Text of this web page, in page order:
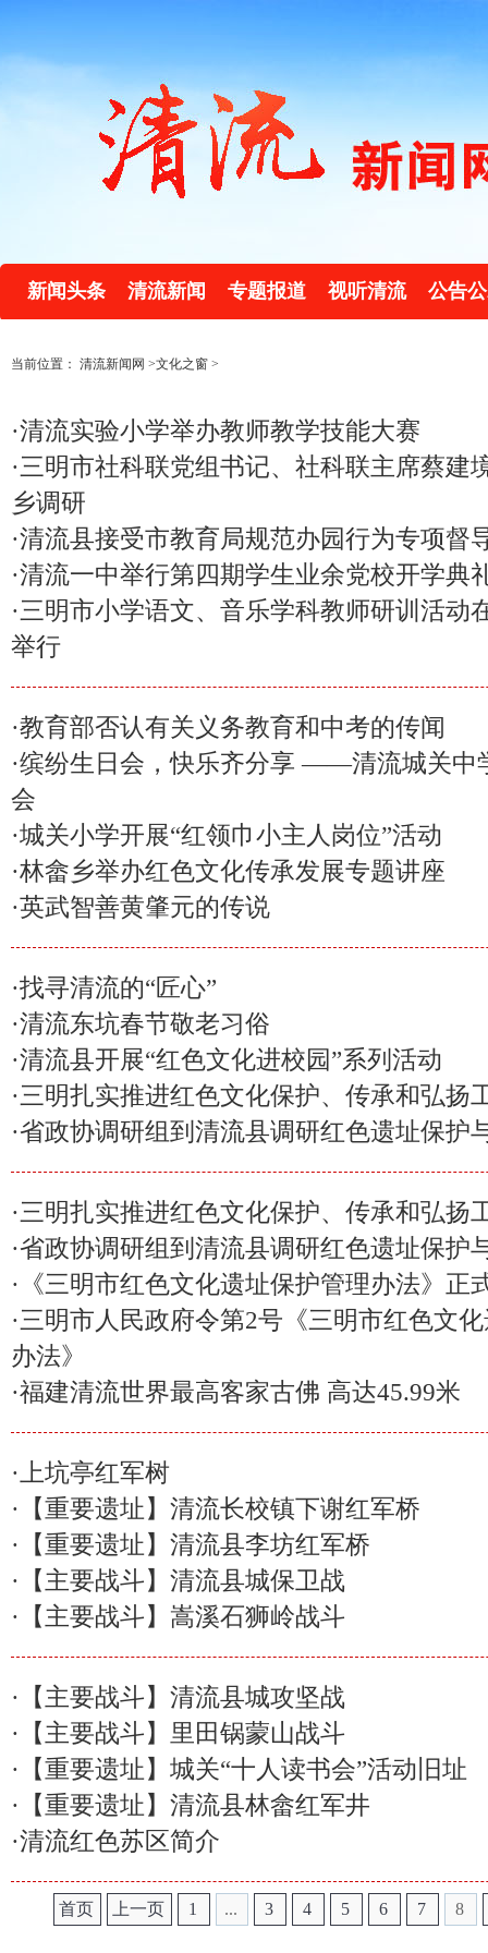
新闻头条 清流新闻 专题报道 视听清流 公告
当前位置： 清流新闻网 >文化之窗 >
·清流实验小学举办教师教学技能大赛
·三明市社科联党组书记、社科联主席蔡建
乡调研
·清流县接受市教育局规范办园行为专项督
·清流一中举行第四期学生业余党校开学典
·三明市小学语文、音乐学科教师研训活动
举行
·教育部否认有关义务教育和中考的传闻
·缤纷生日会，快乐齐分享 ——清流城关中
会
·城关小学开展“红领巾小主人岗位”活动
·林畲乡举办红色文化传承发展专题讲座
·英武智善黄肇元的传说
·找寻清流的“匠心”
·清流东坑春节敬老习俗
·清流县开展“红色文化进校园”系列活动
·三明扎实推进红色文化保护、传承和弘扬
·省政协调研组到清流县调研红色遗址保护
·三明扎实推进红色文化保护、传承和弘扬
·省政协调研组到清流县调研红色遗址保护
· 《三明市红色文化遗址保护管理办法》正
·三明市人民政府令第2号《三明市红色文
办法》
·福建清流世界最高客家古佛 高达45.99米
· 上坑亭红军树
· 【重要遗址】清流长校镇下谢红军桥
· 【重要遗址】清流县李坊红军桥
· 【主要战斗】清流县城保卫战
· 【主要战斗】嵩溪石狮岭战斗
· 【主要战斗】清流县城攻坚战
· 【主要战斗】里田锅蒙山战斗
· 【重要遗址】城关“十人读书会”活动旧址
· 【重要遗址】清流县林畲红军井
·清流红色苏区简介
首页 上一页 1 ... 3 4 5 6 7 8